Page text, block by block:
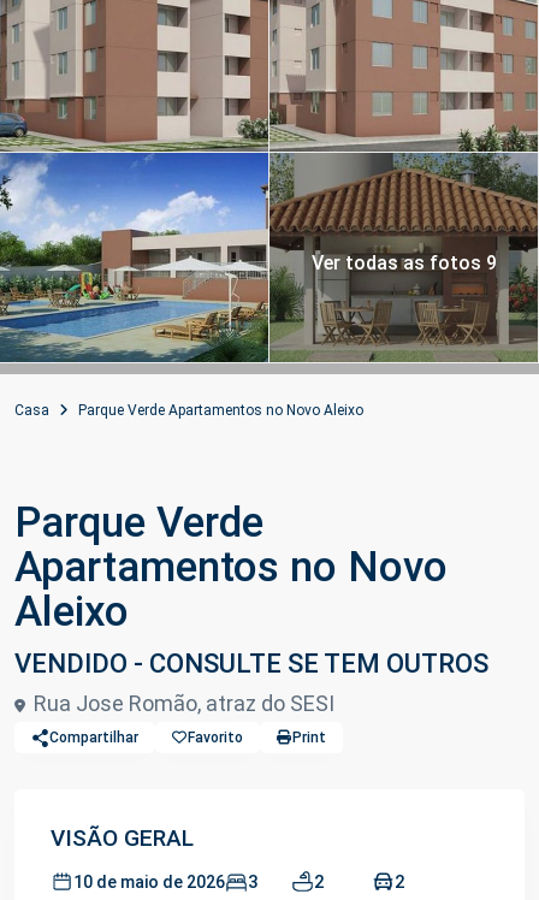
Ver todas as fotos 9
Casa Parque Verde Apartamentos no Novo Aleixo
Parque Verde
Apartamentos no Novo
Aleixo
VENDIDO - CONSULTE SE TEM OUTROS
Rua Jose Romão, atraz do SESI
Compartilhar Favorito Print
VISÃO GERAL
10 de maio de 2026
3 2 2